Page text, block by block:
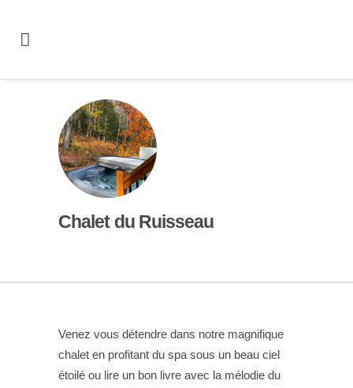
Chalet du Ruisseau
Venez vous détendre dans notre magnifique
chalet en profitant du spa sous un beau ciel
étoilé ou lire un bon livre avec la mélodie du